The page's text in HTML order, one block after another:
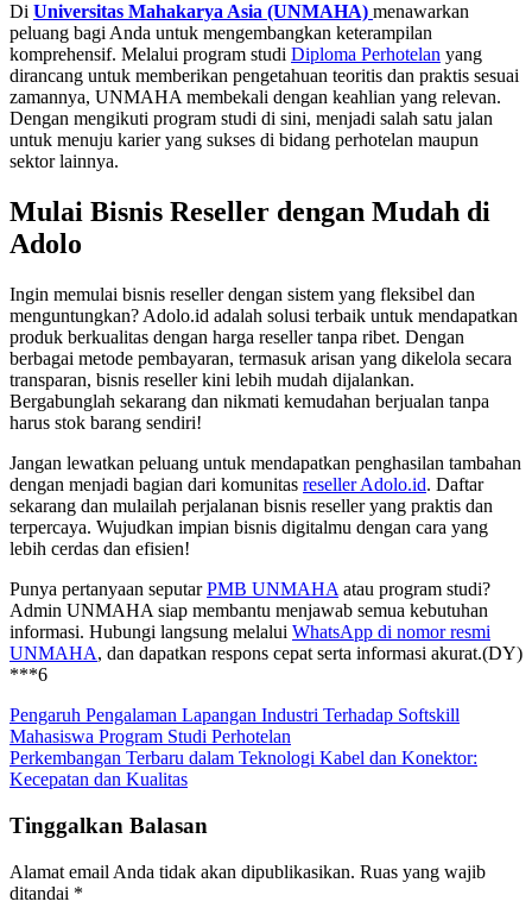
Di Universitas Mahakarya Asia (UNMAHA) menawarkan
peluang bagi Anda untuk mengembangkan keterampilan
komprehensif. Melalui program studi Diploma Perhotelan yang
dirancang untuk memberikan pengetahuan teoritis dan praktis sesuai
zamannya, UNMAHA membekali dengan keahlian yang relevan.
Dengan mengikuti program studi di sini, menjadi salah satu jalan
untuk menuju karier yang sukses di bidang perhotelan maupun
sektor lainnya.
Mulai Bisnis Reseller dengan Mudah di
Adolo
Ingin memulai bisnis reseller dengan sistem yang fleksibel dan
menguntungkan? Adolo.id adalah solusi terbaik untuk mendapatkan
produk berkualitas dengan harga reseller tanpa ribet. Dengan
berbagai metode pembayaran, termasuk arisan yang dikelola secara
transparan, bisnis reseller kini lebih mudah dijalankan.
Bergabunglah sekarang dan nikmati kemudahan berjualan tanpa
harus stok barang sendiri!
Jangan lewatkan peluang untuk mendapatkan penghasilan tambahan
dengan menjadi bagian dari komunitas reseller Adolo.id. Daftar
sekarang dan mulailah perjalanan bisnis reseller yang praktis dan
terpercaya. Wujudkan impian bisnis digitalmu dengan cara yang
lebih cerdas dan efisien!
Punya pertanyaan seputarPMB UNMAHA atau program studi?
Admin UNMAHA siap membantu menjawab semua kebutuhan
informasi. Hubungi langsung melalui WhatsApp di nomor resmi
UNMAHA, dan dapatkan respons cepat serta informasi akurat.(DY)
***6
Navigasi
pos
Pengaruh Pengalaman Lapangan Industri Terhadap Softskill
Mahasiswa Program Studi Perhotelan
Perkembangan Terbaru dalam Teknologi Kabel dan Konektor:
Kecepatan dan Kualitas
Tinggalkan Balasan
Alamat email Anda tidak akan dipublikasikan. Ruas yang wajib
ditandai *